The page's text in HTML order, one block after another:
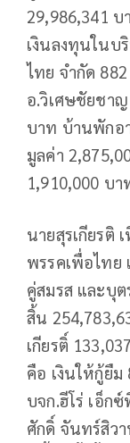
29,986,341 บ
เงินลงทุนในบ
ไทย จำกัด
อ.วิเศษชัยชา
บาท บ้านพักอ
มูลค่า
1,910,000 บ
นายสุรเกียรติ
พรรคเพื่อไทย
คู่สมรส และบุ
สิ้น
เกียรติ์
คือ เงินให้กู้ยืม
บจก.ฮีโร่ เอ็ก
ศักดิ์ จันทร์สิว